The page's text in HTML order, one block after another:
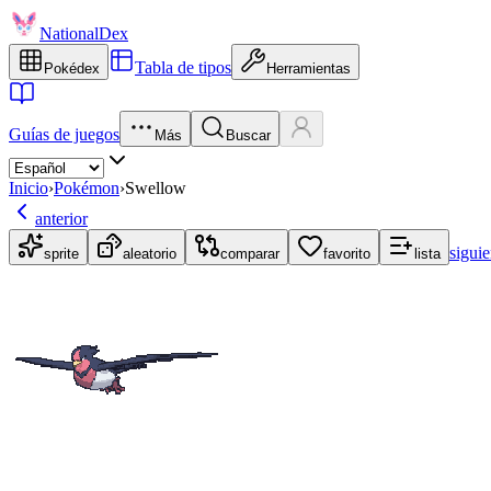
NationalDex
Pokédex Tabla de tipos Herramientas
Guías de juegos Más Buscar
Inicio›Pokémon›Swellow
anterior
sprite aleatorio comparar favorito lista